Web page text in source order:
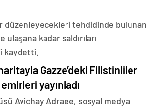
düzenleyecekleri tehdidinde bulunan
kadar saldırıları
kaydetti.
Gazze’deki Filistinliler
yayınladı
Avichay Adraee, sosyal medya